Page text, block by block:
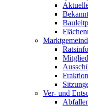
Ver- und